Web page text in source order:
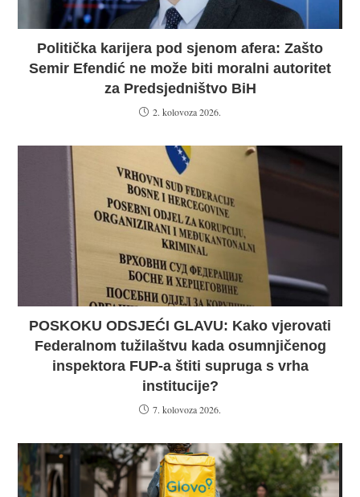
Politička karijera pod sjenom afera: Zašto
Semir Efendić ne može biti moralni autoritet
za Predsjedništvo BiH
2. kolovoza 2026.
POSKOKU ODSJEĆI GLAVU: Kako vjerovati
Federalnom tužilaštvu kada osumnjičenog
inspektora FUP-a štiti supruga s vrha
institucije?
7. kolovoza 2026.